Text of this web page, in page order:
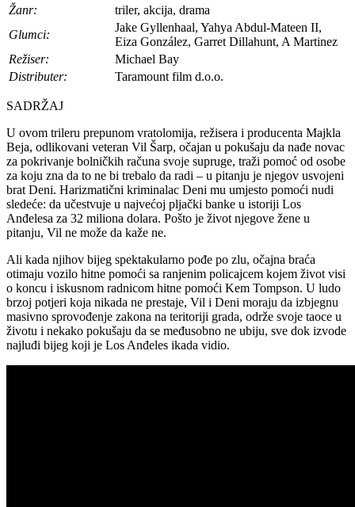
Žanr:
triler, akcija, drama
Glumci:
Jake Gyllenhaal, Yahya Abdul-Mateen II,
Eiza González, Garret Dillahunt, A Martinez
Režiser:
Michael Bay
Distributer:
Taramount film d.o.o.
SADRŽAJ
U ovom trileru prepunom vratolomija, režisera i producenta Majkla
Beja, odlikovani veteran Vil Šarp, očajan u pokušaju da nađe novac
za pokrivanje bolničkih računa svoje supruge, traži pomoć od osobe
za koju zna da to ne bi trebalo da radi – u pitanju je njegov usvojeni
brat Deni. Harizmatični kriminalac Deni mu umjesto pomoći nudi
sledeće: da učestvuje u najvećoj pljački banke u istoriji Los
Anđelesa za 32 miliona dolara. Pošto je život njegove žene u
pitanju, Vil ne može da kaže ne.
Ali kada njihov bijeg spektakularno pođe po zlu, očajna braća
otimaju vozilo hitne pomoći sa ranjenim policajcem kojem život visi
o koncu i iskusnom radnicom hitne pomoći Kem Tompson. U ludo
brzoj potjeri koja nikada ne prestaje, Vil i Deni moraju da izbjegnu
masivno sprovođenje zakona na teritoriji grada, održe svoje taoce u
životu i nekako pokušaju da se međusobno ne ubiju, sve dok izvode
najluđi bijeg koji je Los Anđeles ikada vidio.